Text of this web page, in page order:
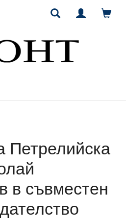
в съвместен